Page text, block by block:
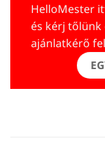
HelloMester
és kérj tőlünk
ajánlatkérő